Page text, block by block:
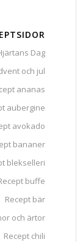
Dag
och jul
ananas
aubergine
avokado
bananer
blekselleri
buffe
Recept bär
och ärtor
Recept chili